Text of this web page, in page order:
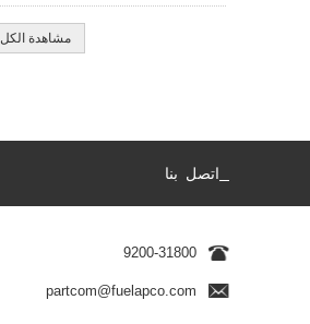
مشاهدة الكل
اتصل بنا
9200-31800
partcom@fuelapco.com